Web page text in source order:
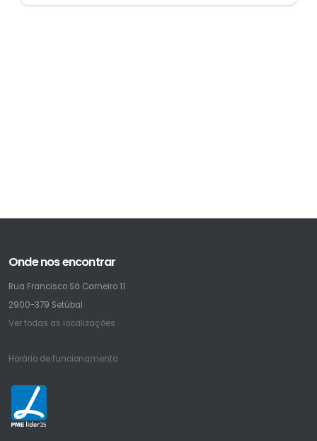
Onde nos encontrar
Rua Francisco Sá Carneiro 11
2900-379 Setúbal
Ver todas as localizações
Horário de funcionamento
25